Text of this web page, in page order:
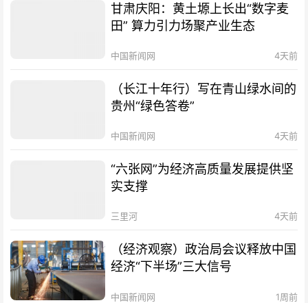
甘肃庆阳：黄土塬上长出“数字麦
田” 算力引力场聚产业生态
中国新闻网 4天前
（长江十年行）写在青山绿水间的
贵州“绿色答卷”
中国新闻网 4天前
“六张网”为经济高质量发展提供坚
实支撑
三里河 4天前
（经济观察）政治局会议释放中国
经济“下半场”三大信号
中国新闻网 1周前